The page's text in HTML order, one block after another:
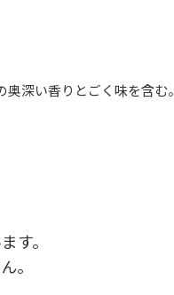
深い香りとごく味を含む。
す。
。